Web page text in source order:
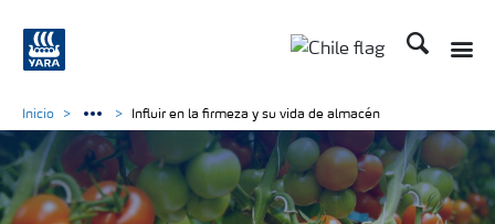
Buscar
Inicio Influir en la firmeza y su vida de almacén